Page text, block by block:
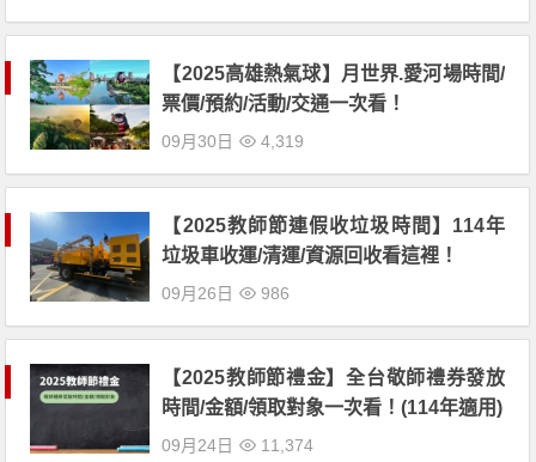
【2025高雄熱氣球】月世界.愛河場時間/
票價/預約/活動/交通一次看！
09月30日 4,319
【2025教師節連假收垃圾時間】114年
垃圾車收運/清運/資源回收看這裡！
09月26日 986
【2025教師節禮金】全台敬師禮券發放
時間/金額/領取對象一次看！(114年適用)
09月24日 11,374